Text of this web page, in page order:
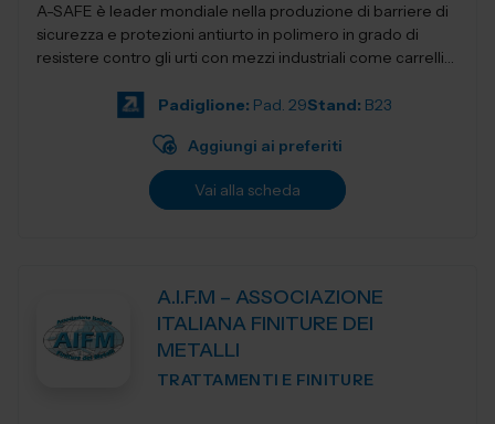
A-SAFE è leader mondiale nella produzione di barriere di
sicurezza e protezioni antiurto in polimero in grado di
resistere contro gli urti con mezzi industriali come carrelli
Padiglione: Pad. 29Stand: B23
Aggiungi ai preferiti
Vai alla scheda
A.I.F.M – ASSOCIAZIONE
ITALIANA FINITURE DEI
METALLI
TRATTAMENTI E FINITURE